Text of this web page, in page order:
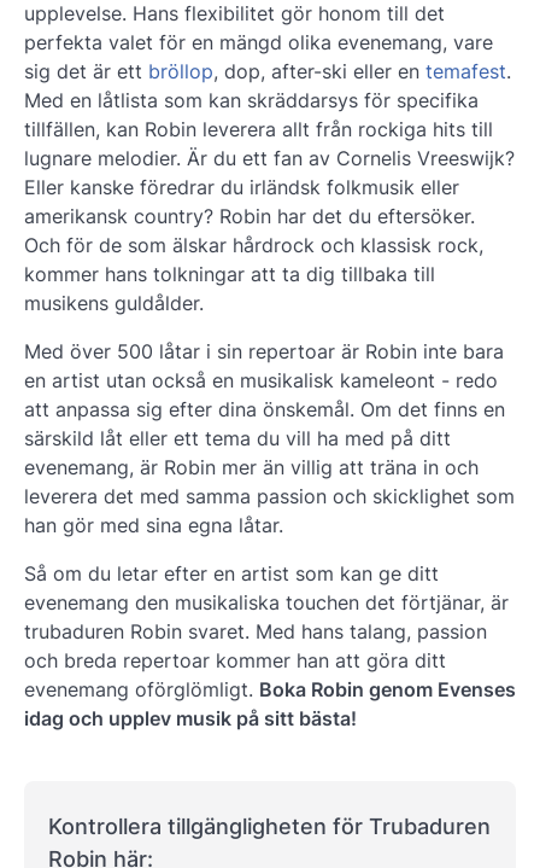
upplevelse. Hans flexibilitet gör honom till det
perfekta valet för en mängd olika evenemang, vare
sig det är ett bröllop, dop, after-ski eller en temafest.
Med en låtlista som kan skräddarsys för specifika
tillfällen, kan Robin leverera allt från rockiga hits till
lugnare melodier. Är du ett fan av Cornelis Vreeswijk?
Eller kanske föredrar du irländsk folkmusik eller
amerikansk country? Robin har det du eftersöker.
Och för de som älskar hårdrock och klassisk rock,
kommer hans tolkningar att ta dig tillbaka till
musikens guldålder.
Med över 500 låtar i sin repertoar är Robin inte bara
en artist utan också en musikalisk kameleont - redo
att anpassa sig efter dina önskemål. Om det finns en
särskild låt eller ett tema du vill ha med på ditt
evenemang, är Robin mer än villig att träna in och
leverera det med samma passion och skicklighet som
han gör med sina egna låtar.
Så om du letar efter en artist som kan ge ditt
evenemang den musikaliska touchen det förtjänar, är
trubaduren Robin svaret. Med hans talang, passion
och breda repertoar kommer han att göra ditt
evenemang oförglömligt. Boka Robin genom Evenses
idag och upplev musik på sitt bästa!
Kontrollera tillgängligheten för Trubaduren
Robin här: